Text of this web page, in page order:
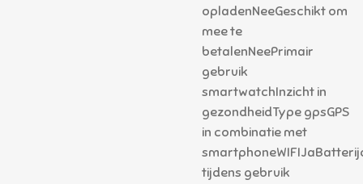
opladenNeeGeschikt om
mee te
betalenNeePrimair
gebruik
smartwatchInzicht in
gezondheidType gpsGPS
in combinatie met
tijdens gebruik